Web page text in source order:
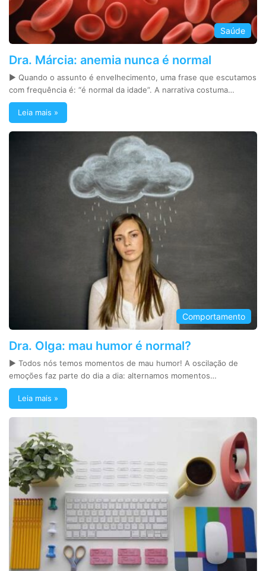
Saúde
Dra. Márcia: anemia nunca é normal
► Quando o assunto é envelhecimento, uma frase que escutamos
com frequência é: “é normal da idade”. A narrativa costuma…
Leia mais »
Comportamento
Dra. Olga: mau humor é normal?
► Todos nós temos momentos de mau humor! A oscilação de
emoções faz parte do dia a dia: alternamos momentos…
Leia mais »